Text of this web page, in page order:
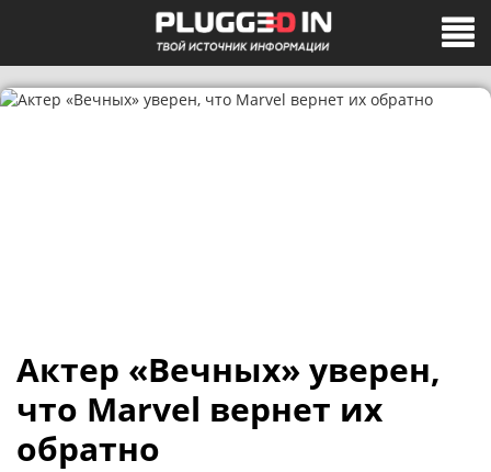
Актер «Вечных» уверен,
что Marvel вернет их
обратно